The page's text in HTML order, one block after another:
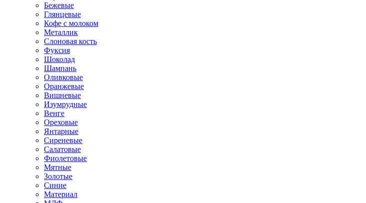
Бежевые
Глянцевые
Кофе с молоком
Металлик
Слоновая кость
Фуксия
Шоколад
Шампань
Оливковые
Оранжевые
Вишневые
Изумрудные
Венге
Ореховые
Янтарные
Сиреневые
Салатовые
Фиолетовые
Мятные
Золотые
Синие
Материал